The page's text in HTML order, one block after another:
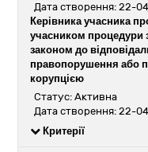
Дата створення: 22-
Керівника учасника
учасником процедури
законом до
правопорушення або
корупцією
Статус: Активна
Дата створення: 22-
Критерії